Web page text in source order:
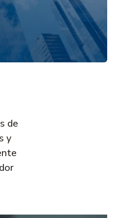
de
y